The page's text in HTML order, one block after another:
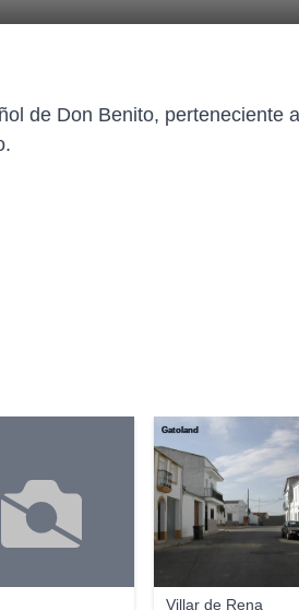
de Don Benito, perteneciente
Villar de Rena
Gatoland